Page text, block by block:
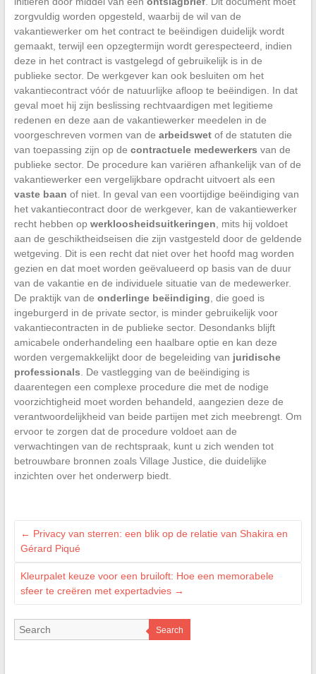
zorgvuldig worden opgesteld, waarbij de wil van de
vakantiewerker om het contract te beëindigen duidelijk wordt
gemaakt, terwijl een opzegtermijn wordt gerespecteerd, indien
deze in het contract is vastgelegd of gebruikelijk is in de
publieke sector. De werkgever kan ook besluiten om het
vakantiecontract vóór de natuurlijke afloop te beëindigen. In dat
geval moet hij zijn beslissing rechtvaardigen met legitieme
redenen en deze aan de vakantiewerker meedelen in de
voorgeschreven vormen van de arbeidswetof de statuten die
van toepassing zijn op de contractuele medewerkers van de
publieke sector. De procedure kan variëren afhankelijk van of de
vakantiewerker een vergelijkbare opdracht uitvoert als een
vaste baan of niet. In geval van een voortijdige beëindiging van
het vakantiecontract door de werkgever, kan de vakantiewerker
recht hebben op werkloosheidsuitkeringen , mits hij voldoet
aan de geschiktheidseisen die zijn vastgesteld door de geldende
wetgeving. Dit is een recht dat niet over het hoofd mag worden
gezien en dat moet worden geëvalueerd op basis van de duur
van de vakantie en de individuele situatie van de medewerker.
De praktijk van de onderlinge beëindiging , die goed is
ingeburgerd in de private sector, is minder gebruikelijk voor
vakantiecontracten in de publieke sector. Desondanks blijft
amicabele onderhandeling een haalbare optie en kan deze
worden vergemakkelijkt door de begeleiding van juridische
professionals . De vastlegging van de beëindiging is
daarentegen een complexe procedure die met de nodige
voorzichtigheid moet worden behandeld, aangezien deze de
verantwoordelijkheid van beide partijen met zich meebrengt. Om
ervoor te zorgen dat de procedure voldoet aan de
verwachtingen van de rechtspraak, kunt u zich wenden tot
betrouwbare bronnen zoals Village Justice, die duidelijke
inzichten over het onderwerp biedt.
← Privacy van sterren: een blik op de relatie van Shakira en
Gérard Piqué
Kleurpalet keuze voor een bruiloft: Hoe een memorabele
sfeer te creëren met expertadvies →
Search